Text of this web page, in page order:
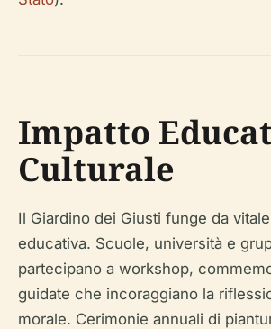
Impatto
Culturale
Il Giardino dei Giusti funge da
educativa. Scuole, università e
partecipano a workshop,
guidate che incoraggiano la
morale. Cerimonie annuali di